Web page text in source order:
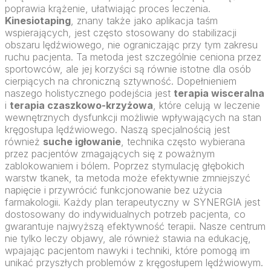
poprawia krążenie, ułatwiając proces leczenia.
Kinesiotaping, znany także jako aplikacja taśm
wspierających, jest często stosowany do stabilizacji
obszaru lędźwiowego, nie ograniczając przy tym zakresu
ruchu pacjenta. Ta metoda jest szczególnie ceniona przez
sportowców, ale jej korzyści są równie istotne dla osób
cierpiących na chroniczną sztywność. Dopełnieniem
naszego holistycznego podejścia jest terapia wisceralna
i terapia czaszkowo-krzyżowa, które celują w leczenie
wewnętrznych dysfunkcji możliwie wpływających na stan
kręgosłupa lędźwiowego. Naszą specjalnością jest
również suche igłowanie, technika często wybierana
przez pacjentów zmagających się z poważnym
zablokowaniem i bólem. Poprzez stymulację głębokich
warstw tkanek, ta metoda może efektywnie zmniejszyć
napięcie i przywrócić funkcjonowanie bez użycia
farmakologii. Każdy plan terapeutyczny w SYNERGIA jest
dostosowany do indywidualnych potrzeb pacjenta, co
gwarantuje najwyższą efektywność terapii. Nasze centrum
nie tylko leczy objawy, ale również stawia na edukację,
wpajając pacjentom nawyki i techniki, które pomogą im
unikać przyszłych problemów z kręgosłupem lędźwiowym.